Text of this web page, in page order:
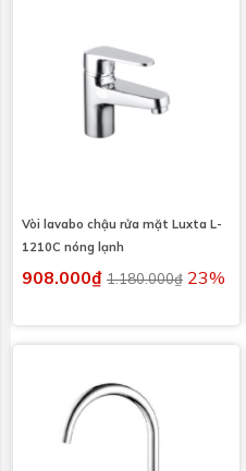
Vòi lavabo chậu rửa mặt Luxta L-
1210C nóng lạnh
908.000₫ 1.180.000₫ 23%